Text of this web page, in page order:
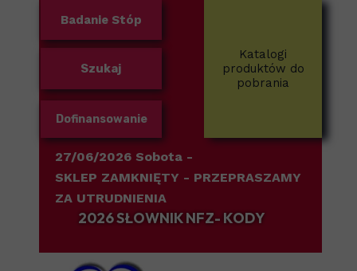
27/06/2026 Sobota -
SKLEP ZAMKNIĘTY - PRZEPRASZAMY
ZA UTRUDNIENIA
Katalogi
produktów do
pobrania
2026 SŁOWNIK NFZ- KODY
Badanie Stóp
Szukaj
Dofinansowanie